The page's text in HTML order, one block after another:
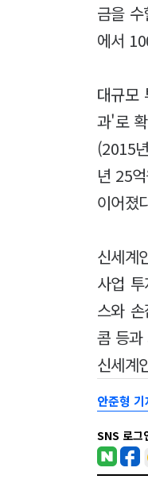
금을
에서
대규모
과'로
(2015
년 25
이어졌
신세계
사업
스와
콤 등
신세계
안준형 기
SNS 로그